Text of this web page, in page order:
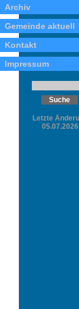
Archiv
Gemeinde aktuell
Kontakt
Impressum
Letzte
05.07.2026